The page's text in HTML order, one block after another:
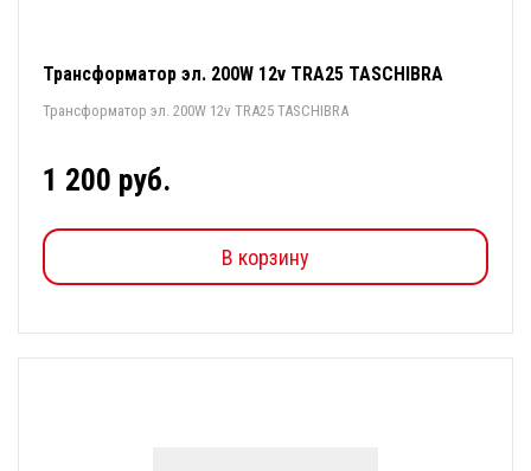
Трансформатор эл. 200W 12v TRA25 TASCHIBRA
Трансформатор эл. 200W 12v TRA25 TASCHIBRA
1 200 руб.
В корзину